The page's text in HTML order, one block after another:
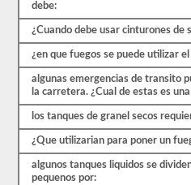
hay
mucha
información
libro.
Nuestras
práctica
eliminan
el
estrés
debe:
¿Cuando debe usar cinturones de
¿en que fuegos se puede utilizar
algunas emergencias de transito
la carretera. ¿Cual de estas es
los tanques de granel secos
¿Que utilizarian para poner un
algunos tanques liquidos se
pequenos por: